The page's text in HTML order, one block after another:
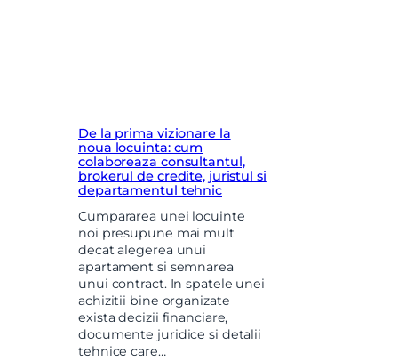
De la prima vizionare la
noua locuinta: cum
colaboreaza consultantul,
brokerul de credite, juristul si
departamentul tehnic
Cumpararea unei locuinte
noi presupune mai mult
decat alegerea unui
apartament si semnarea
unui contract. In spatele unei
achizitii bine organizate
exista decizii financiare,
documente juridice si detalii
tehnice care…